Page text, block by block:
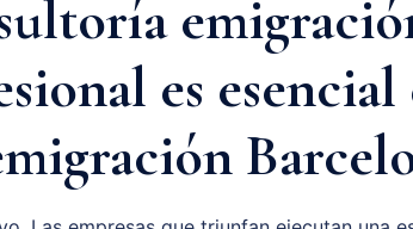
es esencial